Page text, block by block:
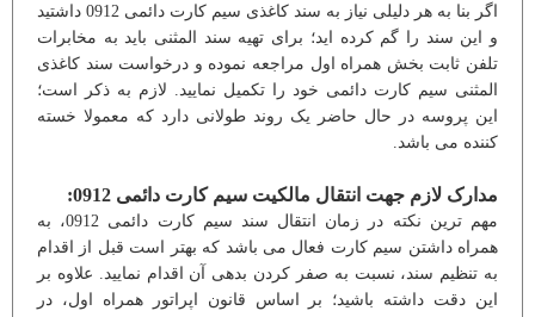
اگر بنا به هر دلیلی نیاز به سند کاغذی سیم کارت دائمی 0912 داشتید
و این سند را گم کرده اید؛ برای تهیه سند المثنی باید به مخابرات
تلفن ثابت بخش همراه اول مراجعه نموده و درخواست سند کاغذی
المثنی سیم کارت دائمی خود را تکمیل نمایید. لازم به ذکر است؛
این پروسه در حال حاضر یک روند طولانی دارد که معمولا خسته
کننده می باشد.
مدارک لازم جهت انتقال مالکیت سیم کارت دائمی 0912:
مهم ترین نکته در زمان انتقال سند سیم کارت دائمی 0912، به
همراه داشتن سیم کارت فعال می باشد که بهتر است قبل از اقدام
به تنظیم سند، نسبت به صفر کردن بدهی آن اقدام نمایید. علاوه بر
این دقت داشته باشید؛ بر اساس قانون اپراتور همراه اول، در